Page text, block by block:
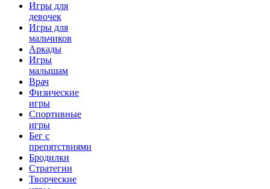
Игры для
девочек
Игры для
мальчиков
Аркады
Игры
малышам
Врач
Физические
игры
Спортивные
игры
Бег с
препятствиями
Бродилки
Стратегии
Творческие